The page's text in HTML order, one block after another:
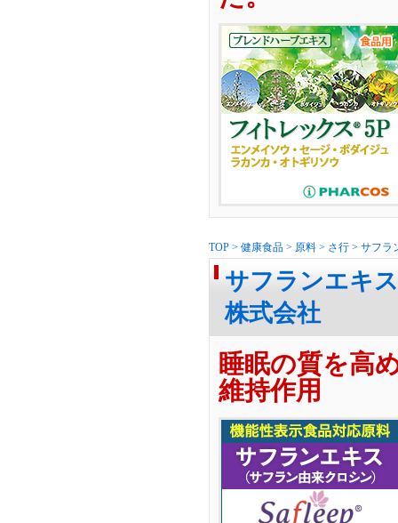
TOP > 健康食品 > 原料 > さ行 > サフラ
サフランエキ
株式会社
睡眠の質を高
維持作用